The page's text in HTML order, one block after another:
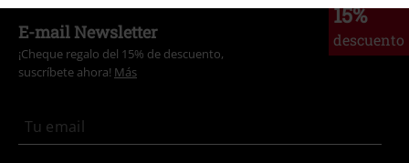
15%
descuento
E-mail Newsletter
¡Cheque regalo del 15% de descuento,
suscríbete ahora! Más